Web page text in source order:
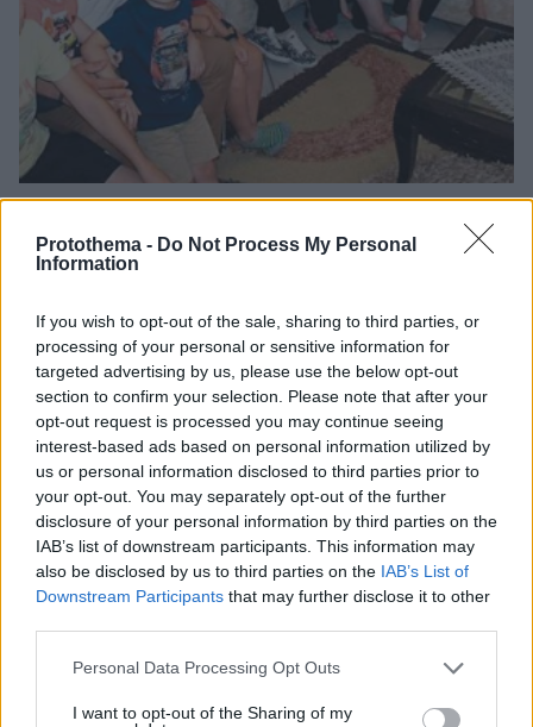
Protothema - Do Not Process My Personal
Information
If you wish to opt-out of the sale, sharing to third parties, or
processing of your personal or sensitive information for
targeted advertising by us, please use the below opt-out
section to confirm your selection. Please note that after your
opt-out request is processed you may continue seeing
interest-based ads based on personal information utilized by
us or personal information disclosed to third parties prior to
your opt-out. You may separately opt-out of the further
disclosure of your personal information by third parties on the
IAB’s list of downstream participants. This information may
also be disclosed by us to third parties on the IAB’s List of
Downstream Participants that may further disclose it to other
Please note that this website/app uses one or more Google
not limited to your visit or usage behaviour. You may click to
Personal Data Processing Opt Outs
I want to opt-out of the Sharing of my
Είδος υπό εξαφάνιση οι υπερπολύτεκνοι στην
Ελλάδα που γερνάει: Τα... δύο ταψιά μεσημεριανό,
07.08.2026, 15:59